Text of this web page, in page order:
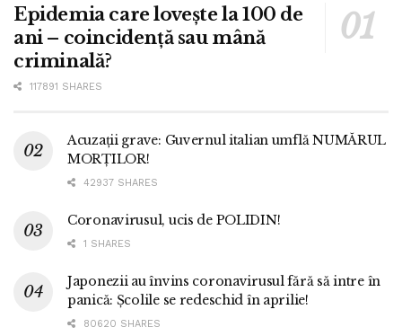
Epidemia care lovește la 100 de
ani – coincidență sau mână
criminală?
117891 SHARES
Acuzații grave: Guvernul italian umflă NUMĂRUL
MORȚILOR!
42937 SHARES
Coronavirusul, ucis de POLIDIN!
1 SHARES
Japonezii au învins coronavirusul fără să intre în
panică: Școlile se redeschid în aprilie!
80620 SHARES